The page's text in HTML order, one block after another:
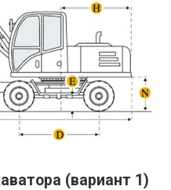
(вариант 1)